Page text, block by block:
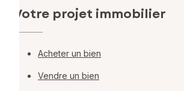
Votre projet immobilier
Acheter un bien
Vendre un bien